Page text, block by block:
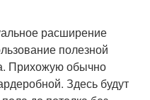
расширение
полезной
Прихожую обычно
Здесь будут